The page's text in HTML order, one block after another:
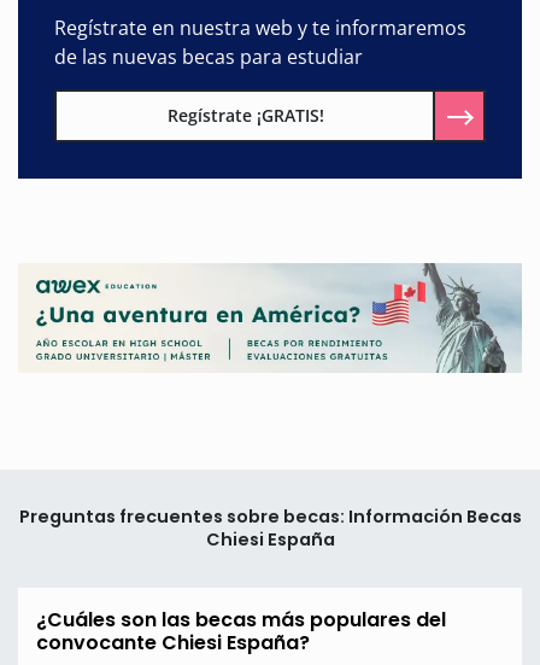
Regístrate en nuestra web y te informaremos
de las nuevas becas para estudiar
Regístrate ¡GRATIS!
Preguntas frecuentes sobre becas: Información Becas
Chiesi España
¿Cuáles son las becas más populares del
convocante Chiesi España?